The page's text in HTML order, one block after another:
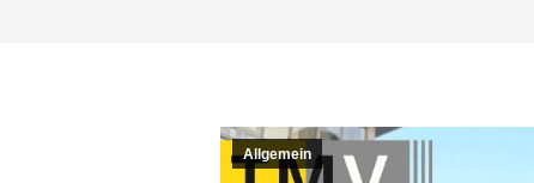
Allgemein